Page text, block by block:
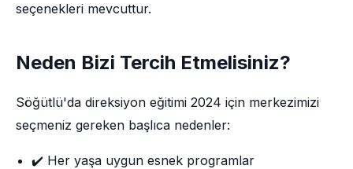
seçenekleri mevcuttur.
Neden Bizi Tercih Etmelisiniz?
Söğütlü'da direksiyon eğitimi 2024 için merkezimizi
seçmeniz gereken başlıca nedenler:
✔️ Her yaşa uygun esnek programlar